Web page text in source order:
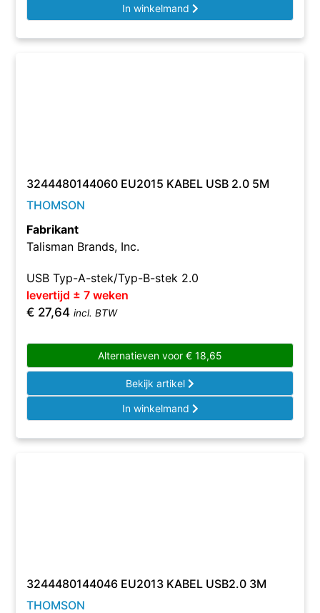
In winkelmand
3244480144060 EU2015 KABEL USB 2.0 5M
THOMSON
Fabrikant
Talisman Brands, Inc.
USB Typ-A-stek/Typ-B-stek 2.0
levertijd ± 7 weken
€ 27,64 incl. BTW
Alternatieven voor € 18,65
Bekijk artikel
In winkelmand
3244480144046 EU2013 KABEL USB2.0 3M
THOMSON